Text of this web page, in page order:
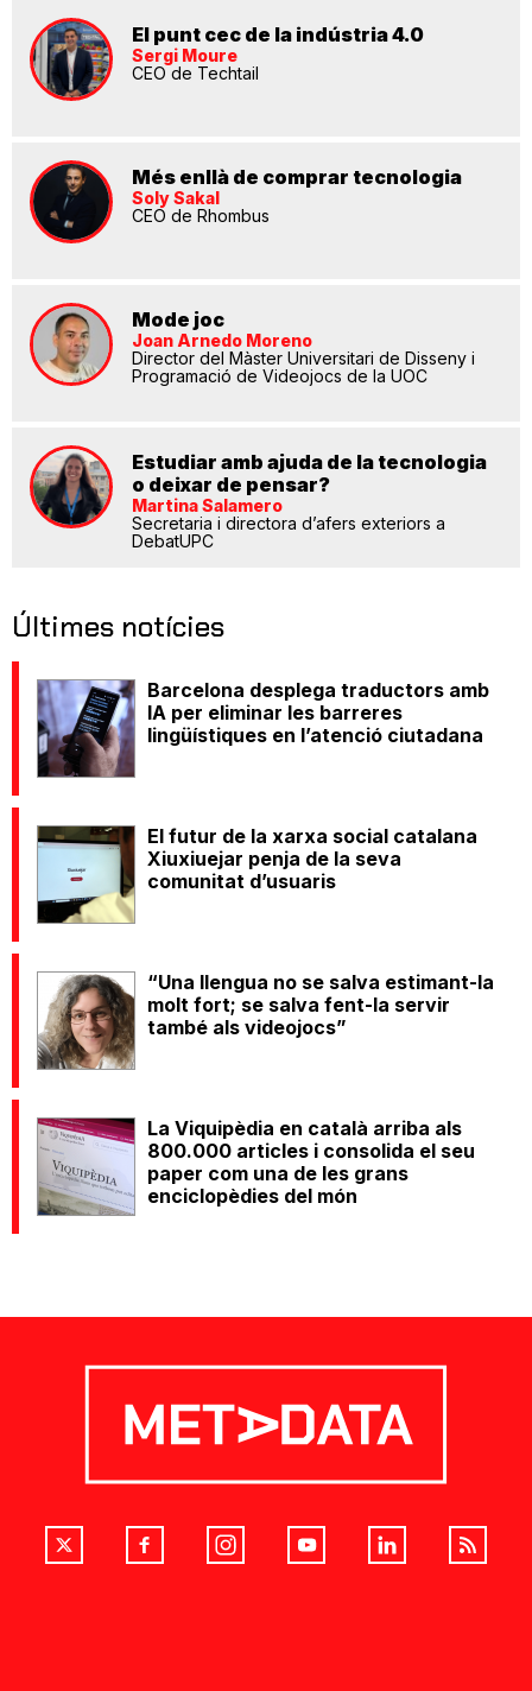
El punt cec de la indústria 4.0
Sergi Moure
CEO de Techtail
Més enllà de comprar tecnologia
Soly Sakal
CEO de Rhombus
Mode joc
Joan Arnedo Moreno
Director del Màster Universitari de Disseny i
Programació de Videojocs de la UOC
Estudiar amb ajuda de la tecnologia
o deixar de pensar?
Martina Salamero
Secretaria i directora d’afers exteriors a
DebatUPC
Últimes notícies
Barcelona desplega traductors amb
IA per eliminar les barreres
lingüístiques en l’atenció ciutadana
El futur de la xarxa social catalana
Xiuxiuejar penja de la seva
comunitat d’usuaris
“Una llengua no se salva estimant-la
molt fort; se salva fent-la servir
també als videojocs”
La Viquipèdia en català arriba als
800.000 articles i consolida el seu
paper com una de les grans
enciclopèdies del món